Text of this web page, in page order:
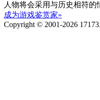
人物将会采用与历史相符的
成为游戏鉴赏家»
Copyright © 2001-2026